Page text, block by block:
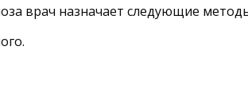
врач назначает следующие